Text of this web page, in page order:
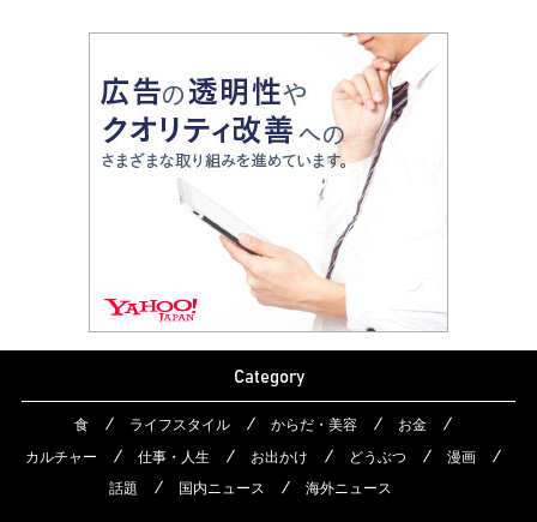
Category
食 ライフスタイル からだ・美容
お金
カルチャー
仕事・人生 お出かけ どうぶつ
漫画
話題
国内ニュース 海外ニュース